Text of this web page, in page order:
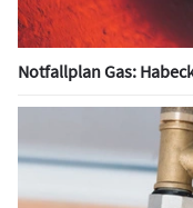
Notfallplan Gas: